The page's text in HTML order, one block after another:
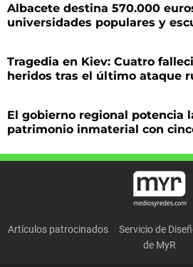
Albacete destina 570.000
universidades populares y
Tragedia en Kiev: Cuatro
heridos tras el último ataque
El gobierno regional potencia
patrimonio inmaterial con
Artículos patrocinados Servicio de
de MyR